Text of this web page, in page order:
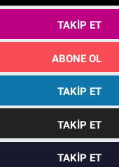
TAKIP ET
ABONE OL
TAKIP ET
TAKIP ET
TAKIP ET